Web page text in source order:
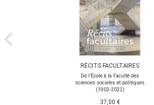
RÉCITS FACULTAIRES
De l’École à la Faculté des
sciences sociales et politiques
(1902-2022)
37,00 €